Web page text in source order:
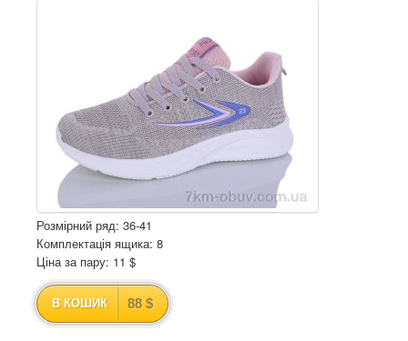
Розмірний ряд: 36-41
Комплектація ящика: 8
Ціна за пару: 11 $
В КОШИК 88 $